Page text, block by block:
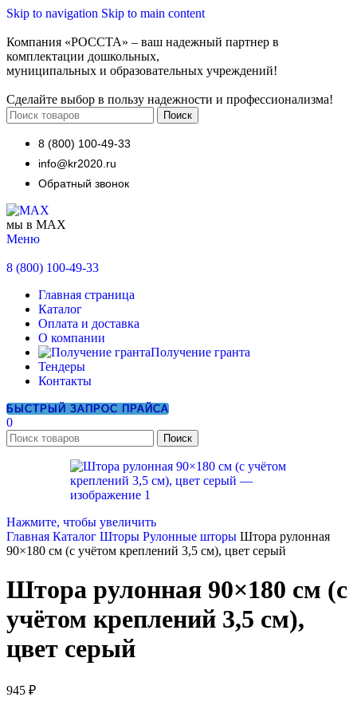
Skip to navigation Skip to main content
Компания «РОССТА» – ваш надежный партнер в
комплектации дошкольных,
муниципальных и образовательных учреждений!
Сделайте выбор в пользу надежности и профессионализма!
Поиск
8 (800) 100-49-33
info@kr2020.ru
Обратный звонок
мы в MAX
Меню
8 (800) 100-49-33
Главная страница
Каталог
Оплата и доставка
О компании
Получение гранта
Тендеры
Контакты
БЫСТРЫЙ ЗАПРОС ПРАЙСА
0
Поиск
Нажмите, чтобы увеличить
Главная Каталог Шторы Рулонные шторы Штора рулонная
90×180 см (с учётом креплений 3,5 см), цвет серый
Штора рулонная 90×180 см (с
учётом креплений 3,5 см),
цвет серый
945 ₽